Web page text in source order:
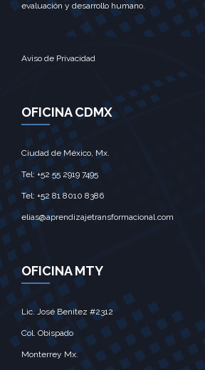
evaluación y desarrollo humano.
Aviso de Privacidad
OFICINA CDMX
Ciudad de México, Mx.‎
Tel: +52 55 2919 7495‎
Tel: +52 81 8010 8386
elias@aprendizajetransformacional.com
OFICINA MTY
Lic. José Benitez #2312
Col. Obispado
Monterrey Mx.‎